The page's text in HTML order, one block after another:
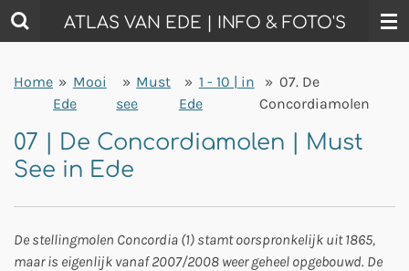
Ga
direct
de
hoofdinhoud
ATLAS VAN EDE | INFO & FOTO'S
Home » Mooi
Ede
» Must
see
» 1 - 10 | in
Ede
» 07. De
Concordiamolen
07 | De Concordiamolen | Must
See in Ede
De stellingmolen Concordia (1) stamt oorspronkelijk uit 1865,
maar is eigenlijk vanaf 2007/2008 weer geheel opgebouwd. De